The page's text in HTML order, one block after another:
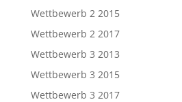
Wettbewerb 2 2015
Wettbewerb 2 2017
Wettbewerb 3 2013
Wettbewerb 3 2015
Wettbewerb 3 2017